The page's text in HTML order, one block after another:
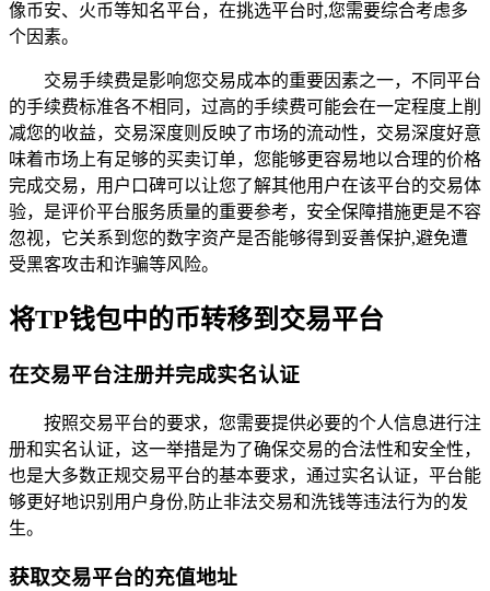
像币安、火币等知名平台，在挑选平台时,您需要综合考虑多
个因素。
交易手续费是影响您交易成本的重要因素之一，不同平台
的手续费标准各不相同，过高的手续费可能会在一定程度上削
减您的收益，交易深度则反映了市场的流动性，交易深度好意
味着市场上有足够的买卖订单，您能够更容易地以合理的价格
完成交易，用户口碑可以让您了解其他用户在该平台的交易体
验，是评价平台服务质量的重要参考，安全保障措施更是不容
忽视，它关系到您的数字资产是否能够得到妥善保护,避免遭
受黑客攻击和诈骗等风险。
将TP钱包中的币转移到交易平台
在交易平台注册并完成实名认证
按照交易平台的要求，您需要提供必要的个人信息进行注
册和实名认证，这一举措是为了确保交易的合法性和安全性，
也是大多数正规交易平台的基本要求，通过实名认证，平台能
够更好地识别用户身份,防止非法交易和洗钱等违法行为的发
生。
获取交易平台的充值地址